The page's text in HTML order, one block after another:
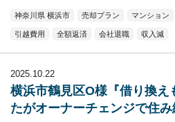
神奈川県 横浜市 売却プラン マンション
引越費用 全額返済 会社退職 収入減
2025.10.22
横浜市鶴見区O様『借り換え
たがオーナーチェンジで住み